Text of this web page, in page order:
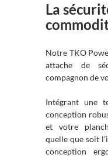
La
Notre TKO
attache de
compagnon de
Intégrant une
conception
et votre
quelle que soit
conception